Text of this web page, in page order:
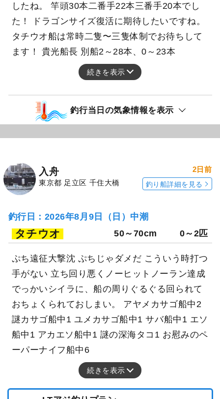
したね。 竿頭30本二番手22本三番手20本でし
た！ ドラゴンサイズ復活に期待したいですね。
タチウオ船は常時二隻〜三隻体制でお待ちして
ます！ 貴光船長 別船2～28本、0～23本
続きを表示
釣行当日の気象情報を表示
入舟
東京都 足立区 千住大橋
2日前
釣り船詳細を見る
釣行日：2026年8月9日（日）中潮
タチウオ 50～70cm 0～2匹
ぷち遠征大撃沈 ぷちじゃダメだ こういう時打つ
手がない 立ち回り悪くノーヒットノーラン達成
でっかいシイラに、船の周りぐるぐる回られて
おちょくられておしまい。 アヤメカサゴ船中2
謎カサゴ船中1 ユメカサゴ船中1 サバ船中1 エソ
船中1 アカエソ船中1 謎の深海タコ1 お慰みのペ
ーパーナイフ船中6
続きを表示